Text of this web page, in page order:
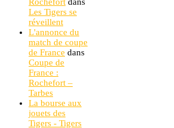
Les Tigers se
réveillent
L'annonce du
match de coupe
de France dans
Coupe de
France :
Rochefort –
Tarbes
La bourse aux
jouets des
Tigers - Tigers